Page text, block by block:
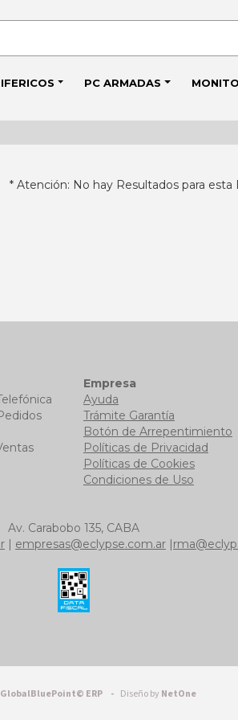
PC ARMADAS
* Atención: No hay Resultados para esta
Empresa
Ayuda
Trámite Garantía
Botón de Arrepentimiento
Políticas de Privacidad
Políticas de Cookies
Condiciones de Uso
Av. Carabobo 135, CABA
| empresas@eclypse.com.ar |
GlobalBluePoint© ERP - Diseño by NetOne